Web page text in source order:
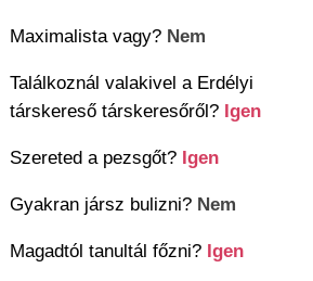
Maximalista vagy? Nem
Találkoznál valakivel a Erdélyi
társkereső társkeresőről? Igen
Szereted a pezsgőt? Igen
Gyakran jársz bulizni? Nem
Magadtól tanultál főzni? Igen